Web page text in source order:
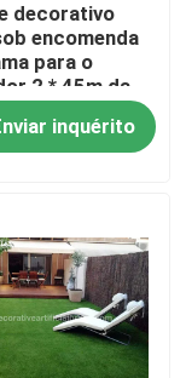
decorativo
encomenda
para o
2 * 45m da
do falso
inquérito